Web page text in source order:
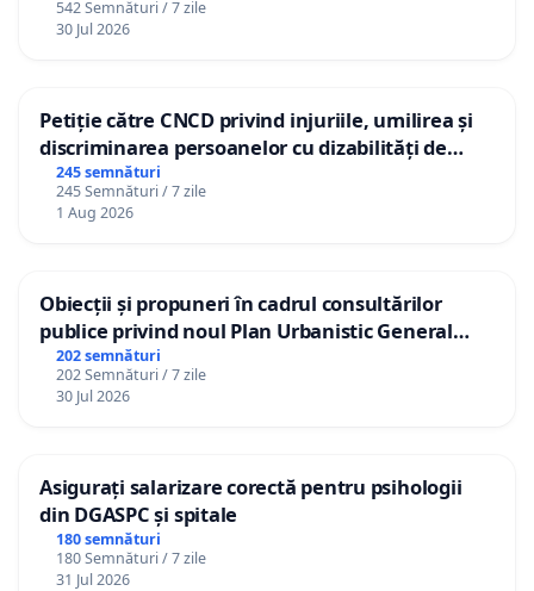
542 Semnături / 7 zile
30 Jul 2026
Petiție către CNCD privind injuriile, umilirea și
discriminarea persoanelor cu dizabilități de
către utilizatorul TikTok „Gorici”
245 semnături
245 Semnături / 7 zile
1 Aug 2026
Obiecții și propuneri în cadrul consultărilor
publice privind noul Plan Urbanistic General
(PUG) Ialoveni
202 semnături
202 Semnături / 7 zile
30 Jul 2026
Asigurați salarizare corectă pentru psihologii
din DGASPC și spitale
180 semnături
180 Semnături / 7 zile
31 Jul 2026